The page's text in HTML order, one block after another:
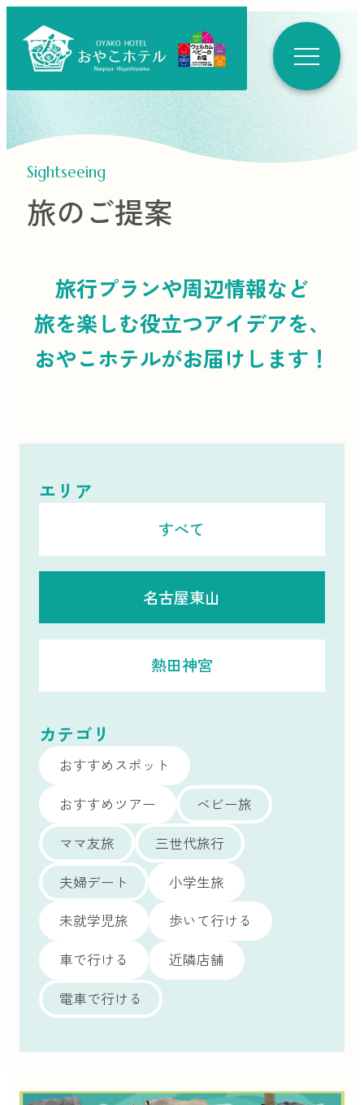
Sightseeing
旅のご提案
旅行プランや周辺情報など
旅を楽しむ役立つアイデアを、
おやこホテルがお届けします！
エリア
すべて
名古屋東山
熱田神宮
カテゴリ
おすすめスポット
おすすめツアー
ベビー旅
ママ友旅
三世代旅行
夫婦デート
小学生旅
未就学児旅
歩いて行ける
車で行ける
近隣店舗
電車で行ける